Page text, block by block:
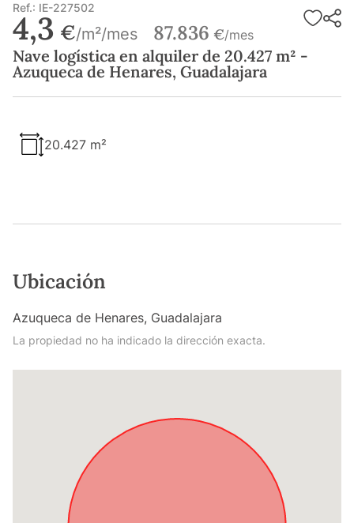
Ref.: IE-227502
4,3 €/m²/mes 87.836 €/mes
Nave logística en alquiler de 20.427 m² -
Azuqueca de Henares, Guadalajara
20.427 m²
Ubicación
Azuqueca de Henares, Guadalajara
La propiedad no ha indicado la dirección exacta.